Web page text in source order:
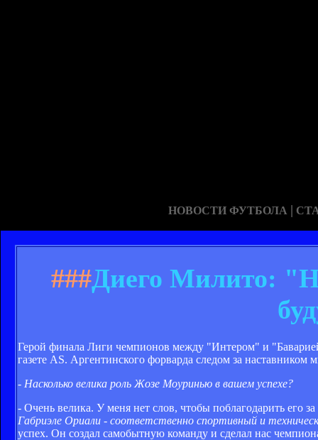
НОВОСТИ ФУТБОЛА |
###Диего Милито:
Герой финала Лиги чемпионов между "Интером" и
газете AS. Аргентинского форварда следом за
- Насколько велика роль Жозе Моуринью в вашем успехе?
- Очень велика. У меня нет слов, чтобы поблагодарить его
Габриэле Ориали - соответственно спортивный и
успех. Он создал самобытную команду и сделал нас